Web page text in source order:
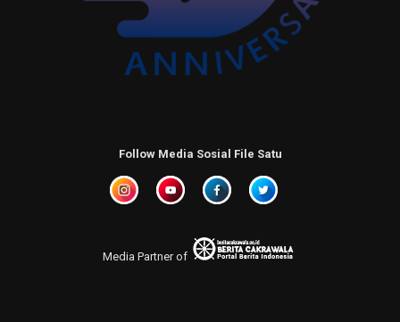
Follow Media Sosial File Satu
Media Partner of